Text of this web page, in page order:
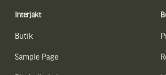
Interjakt
Butik
Sample Page